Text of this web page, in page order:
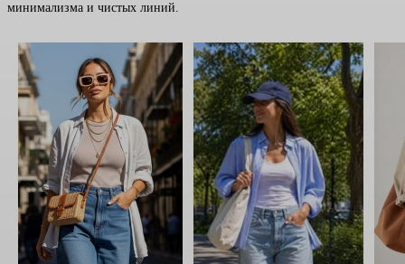
минимализма и чистых линий.